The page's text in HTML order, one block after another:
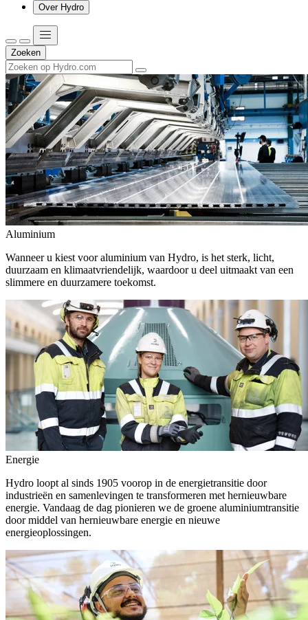
Over Hydro
Zoeken
Aluminium
Wanneer u kiest voor aluminium van Hydro, is het sterk, licht,
duurzaam en klimaatvriendelijk, waardoor u deel uitmaakt van een
slimmere en duurzamere toekomst.
Energie
Hydro loopt al sinds 1905 voorop in de energietransitie door
industrieën en samenlevingen te transformeren met hernieuwbare
energie. Vandaag de dag pionieren we de groene aluminiumtransitie
door middel van hernieuwbare energie en nieuwe
energieoplossingen.